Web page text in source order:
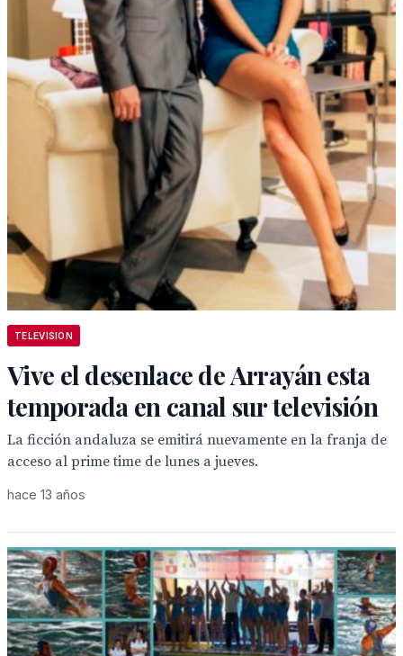
TELEVISION
Vive el desenlace de Arrayán esta
temporada en canal sur televisión
La ficción andaluza se emitirá nuevamente en la franja de
acceso al prime time de lunes a jueves.
hace 13 años